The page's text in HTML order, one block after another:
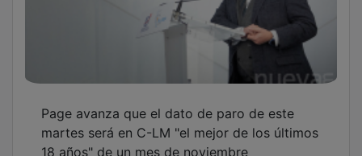
martes será en C-LM "el mejor de los últimos
18 años" de un mes de noviembre